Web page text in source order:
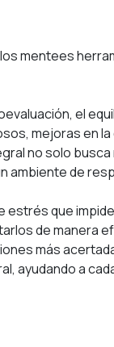
mentees
el
mejoras en
no solo
ambiente de
que
de manera
más
ayudando a